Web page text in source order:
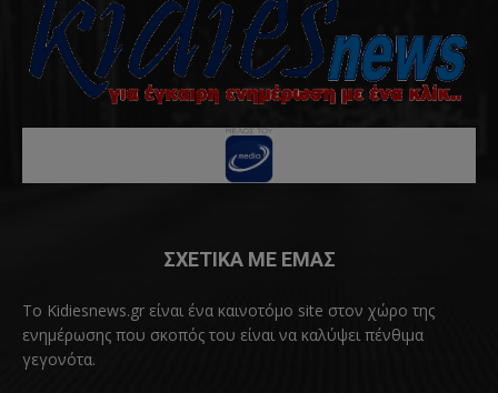
ΣΧΕΤΙΚΑ ΜΕ ΕΜΑΣ
Το Kidiesnews.gr είναι ένα καινοτόμο site στον χώρο της
ενημέρωσης που σκοπός του είναι να καλύψει πένθιμα
γεγονότα.